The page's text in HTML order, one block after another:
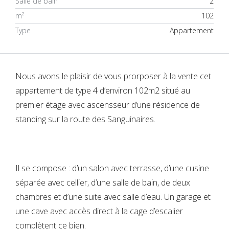
m²
102
Type
Appartement
Nous avons le plaisir de vous prorposer à la vente cet
appartement de type 4 d’environ 102m2 situé au
premier étage avec ascensseur d’une résidence de
standing sur la route des Sanguinaires.
Il se compose : d’un salon avec terrasse, d’une cusine
séparée avec cellier, d’une salle de bain, de deux
chambres et d’une suite avec salle d’eau. Un garage et
une cave avec accès direct à la cage d’escalier
complètent ce bien.
Connexion
Vous n'avez encore de compte ?
Créer votre compte,